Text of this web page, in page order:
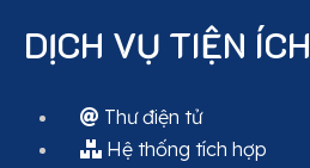
DỊCH VỤ TIỆN ÍCH
Thư điện tử
Hệ thống tích hợp